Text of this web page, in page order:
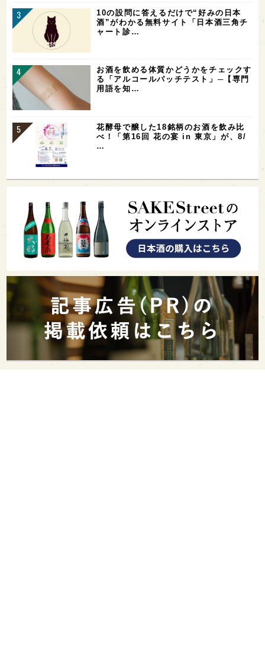
10の設問に答えるだけで“好みの日本
酒”がわかる無料サイト「日本酒三角チ
ャート診…
お酒を飲める体質かどうかをチェックす
る「アルコールパッチテスト」─【専門
用語を知…
花酵母で醸した18銘柄のお酒を飲み比
べ！「第16回 花の宴 in 東京」が、8/
…